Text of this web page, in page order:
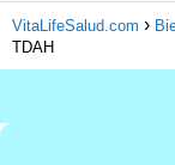
VitaLifeSalud.com
TDAH